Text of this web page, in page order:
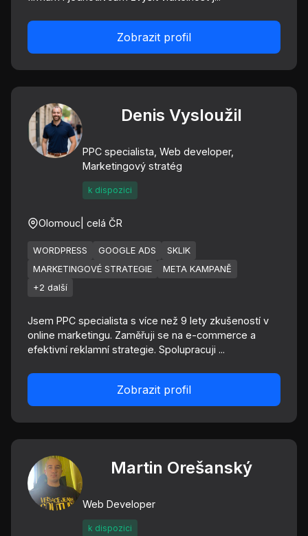
Zobrazit profil
Denis Vysloužil
PPC specialista, Web developer,
Marketingový stratég
k dispozici
Olomouc | celá ČR
WORDPRESS GOOGLE ADS
SKLIK
MARKETINGOVÉ STRATEGIE
META KAMPANĚ
+2 další
Jsem PPC specialista s více než 9 lety zkušeností v
online marketingu. Zaměřuji se na e-commerce a
efektivní reklamní strategie. Spolupracuji ...
Zobrazit profil
Martin Orešanský
Web Developer
k dispozici